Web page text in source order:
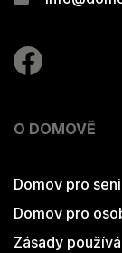
O DOMOVĚ
Domov pro
Domov pro
Zásady